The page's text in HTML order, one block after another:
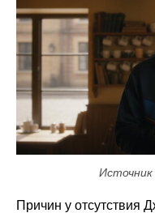
Причин у отсутствия